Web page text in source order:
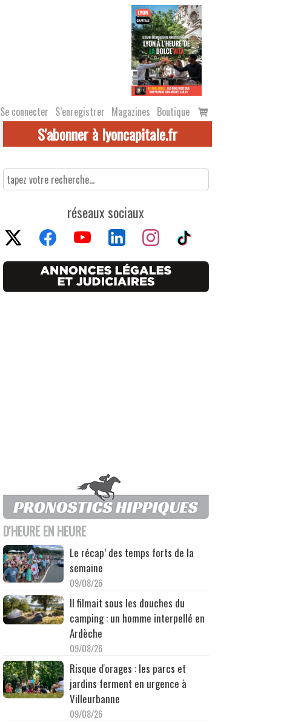
Se connecter S’enregistrer Magazines Boutique
Voir
le
S'abonner à lyoncapitale.fr
réseaux sociaux
D'HEURE EN HEURE
Le récap’ des temps forts de la
semaine
09/08/26
Il filmait sous les douches du
camping : un homme interpellé en
Ardèche
09/08/26
Risque d'orages : les parcs et
jardins ferment en urgence à
Villeurbanne
09/08/26